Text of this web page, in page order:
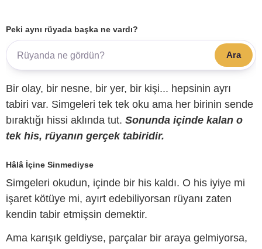
Peki aynı rüyada başka ne vardı?
Ara
Bir olay, bir nesne, bir yer, bir kişi... hepsinin ayrı
tabiri var. Simgeleri tek tek oku ama her birinin sende
bıraktığı hissi aklında tut. Sonunda içinde kalan o
tek his, rüyanın gerçek tabiridir.
Hâlâ İçine Sinmediyse
Simgeleri okudun, içinde bir his kaldı. O his iyiye mi
işaret kötüye mi, ayırt edebiliyorsan rüyanı zaten
kendin tabir etmişsin demektir.
Ama karışık geldiyse, parçalar bir araya gelmiyorsa,